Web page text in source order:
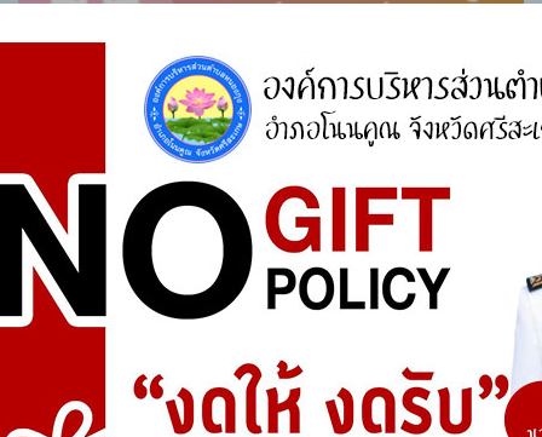
ศูนย์ร้องเรียน
สำนักงานคณะกรรมการป้องกันและปราบปรามการ
ทุจริตแห่งชาติ (ป.ป.ช.)
สำนักงานคณะกรรมการป้องกันและปราบปรามการ
ทุจริตในภาครัฐ
การจัดการความรู้ (KM)
องค์ความรู้ที่สนับสนุน วิสัยทัศน์ พันธกิจ ยุทธศาสตร์